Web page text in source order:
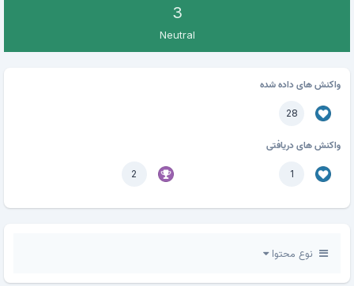
3
Neutral
واکنش های داده شده
28
واکنش های دریافتی
2
نوع محتوا